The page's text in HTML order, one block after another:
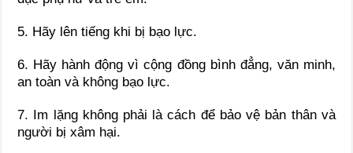
5. Hãy lên tiếng khi bị bạo lực.
6. Hãy hành động vì cộng đồng bình đẳng, văn minh,
an toàn và không bạo lực.
7. Im lặng không phải là cách để bảo vệ bản thân và
người bị xâm hại.